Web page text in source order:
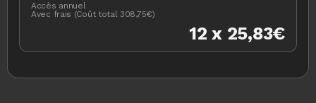
Accès annuel
Avec frais (Coût total 308,75€)
12 x 25,83€